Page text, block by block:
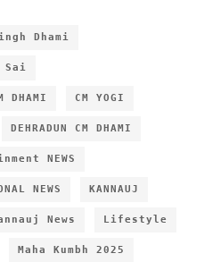
Dhami
Sai
DHAMI CM YOGI
DEHRADUN CM DHAMI
NEWS
NEWS KANNAUJ
News Lifestyle
Maha Kumbh 2025